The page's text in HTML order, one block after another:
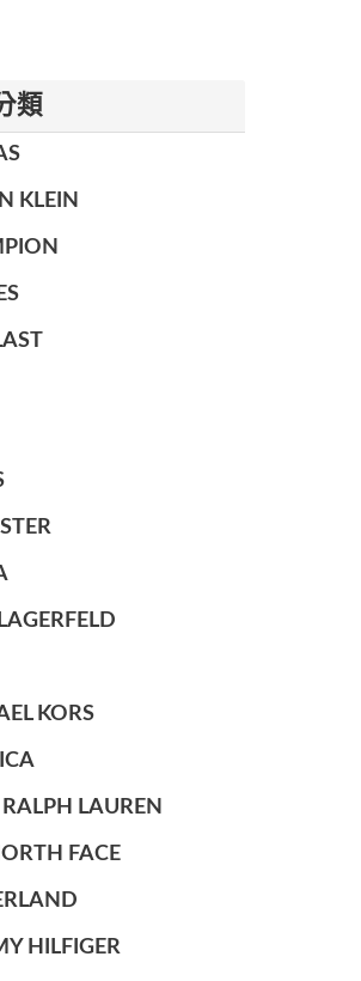
類
KLEIN
KORS
LAUREN
FACE
HILFIGER